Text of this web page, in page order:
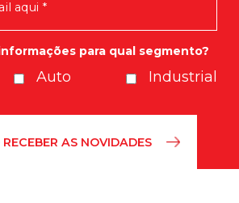
para qual segmento?
Auto Industrial